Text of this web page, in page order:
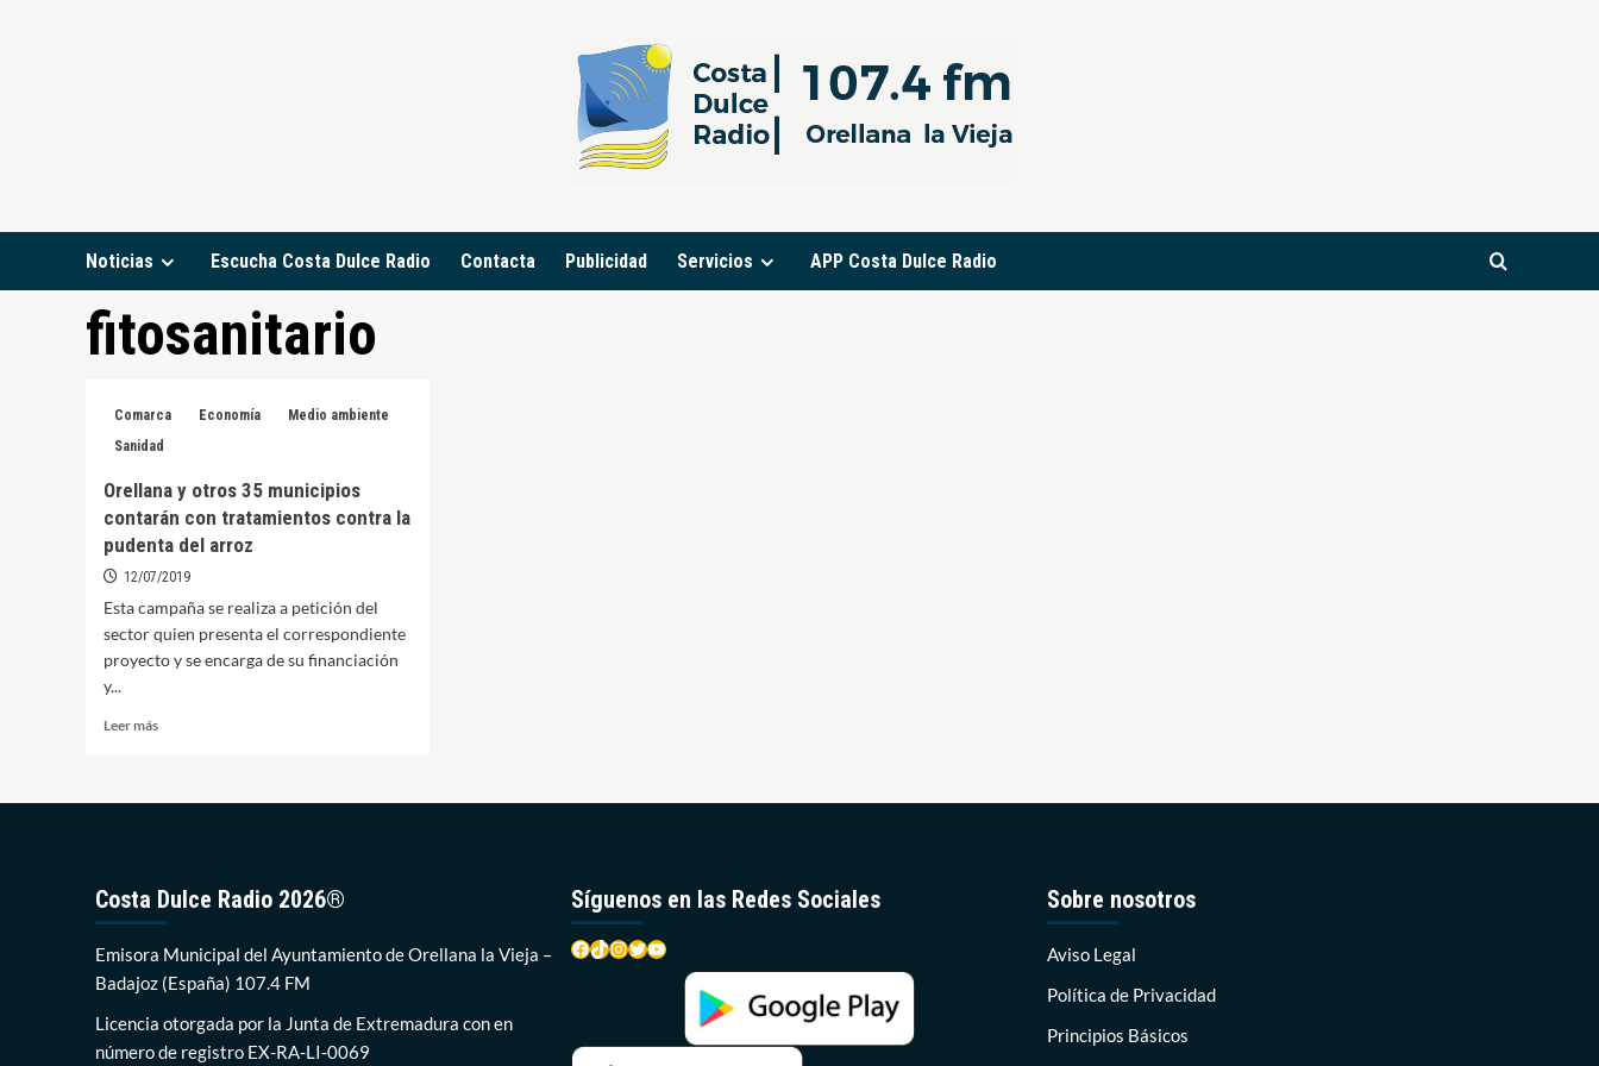
Noticias Escucha Costa Dulce Radio Contacta Publicidad Servicios APP Costa Dulce Radio
fitosanitario
Comarca Economía
Medio ambiente
Sanidad
Orellana y otros 35 municipios
contarán con tratamientos contra la
pudenta del arroz
12/07/2019
Esta campaña se realiza a petición del
sector quien presenta el correspondiente
proyecto y se encarga de su financiación
y...
Leer másLeer
contarán
con
tratamientos
la
pudenta
arroz
Costa Dulce Radio 2026®
Emisora Municipal del Ayuntamiento de Orellana la Vieja –
Badajoz (España) 107.4 FM
Licencia otorgada por la Junta de Extremadura con en
número de registro EX-RA-LI-0069
Síguenos en las Redes Sociales
Facebook
TikTok
Instagram
Twitter
YouTube
Sobre nosotros
Aviso Legal
Política de Privacidad
Principios Básicos